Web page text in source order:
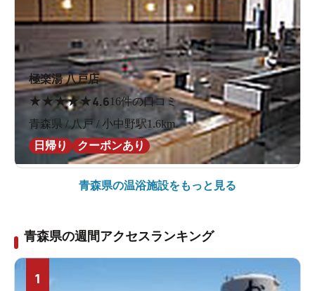
極楽湯 八戸店
★ ★★★★4.616件の口コミ
青森県 / 八戸 / 小中野駅1.6km
日帰り
クーポンあり
青森県の温浴施設をもっと見る
青森県の週間アクセスランキング
1